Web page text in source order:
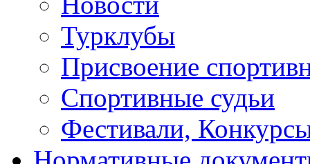
Турклубы
Присвоение
Спортивные судьи
Фестивали,